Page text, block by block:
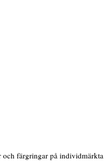
och färgringar på individmärkta